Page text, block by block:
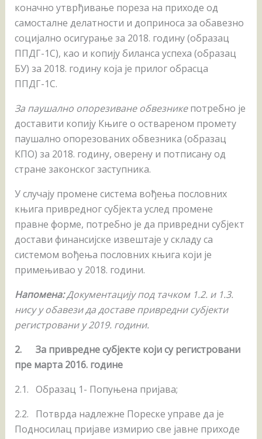
коначно утврђивање пореза на приходе од
самосталне делатности и доприноса за обавезно
социјално осигурање за 2018. годину (образац
ППДГ-1С), као и копију биланса успеха (образац
БУ) за 2018. годину која је прилог обрасца
ППДГ-1С.
За паушално опорезиване обвезникепотребно је
доставити копију Књиге о оствареном промету
паушално опорезованих обвезника (образац
КПО) за 2018. годину, оверену и потписану од
стране законског заступника.
У случају промене система вођења пословних
књига привредног субјекта услед промене
правне форме, потребно је да привредни субјект
достави финансијске извештаје у складу са
системом вођења пословних књига који je
примењивао у 2018. години.
Напомена:Документацију под тачком 1.2. и 1.3.
нису у обавези да доставе привредни субјекти
регистровани у 2019. години.
2. За привредне субјекте који су регистровани
пре марта 2016. године
2.1. Образац 1- Попуњена пријава;
2.2. Потврда надлежне Пореске управе да је
Подносилац пријаве измирио све јавне приходе